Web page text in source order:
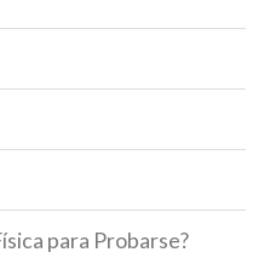
para Probarse?